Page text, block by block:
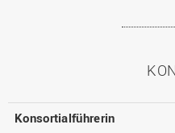
Konsortialführerin